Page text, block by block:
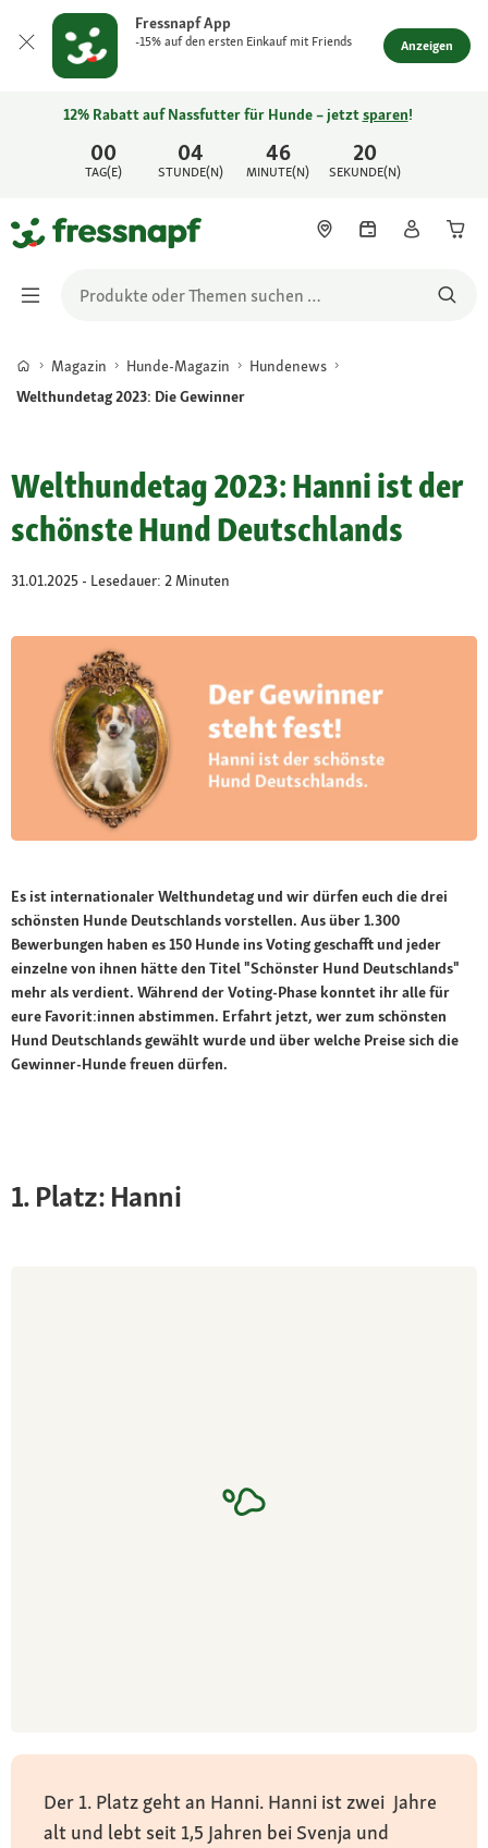
Fressnapf App
-15% auf den ersten Einkauf mit Friends Anzeigen
00
TAG(E)
04
STUNDE(N)
46
MINUTE(N)
20
SEKUNDE(N)
12% Rabatt auf Nassfutter für Hunde – jetztsparen!
Magazin Hunde-Magazin
Hundenews
Welthundetag 2023: Die Gewinner
Welthundetag 2023: Hanni ist der
schönste Hund Deutschlands
31.01.2025 - Lesedauer: 2 Minuten
Es ist internationaler Welthundetag und wir dürfen euch die drei
schönsten Hunde Deutschlands vorstellen. Aus über 1.300
Bewerbungen haben es 150 Hunde ins Voting geschafft und jeder
einzelne von ihnen hätte den Titel "Schönster Hund Deutschlands"
mehr als verdient. Während der Voting-Phase konntet ihr alle für
eure Favorit:innen abstimmen. Erfahrt jetzt, wer zum schönsten
Hund Deutschlands gewählt wurde und über welche Preise sich die
Gewinner-Hunde freuen dürfen.
1. Platz: Hanni
Der 1. Platz geht an Hanni. Hanni ist zwei Jahre
alt und lebt seit 1,5 Jahren bei Svenja und